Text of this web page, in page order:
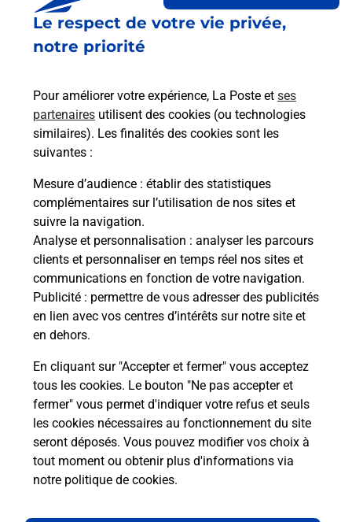
Le respect de votre vie privée,
notre priorité
Pour améliorer votre expérience, La Poste et ses
partenaires utilisent des cookies (ou technologies
similaires). Les finalités des cookies sont les
suivantes :
Mesure d’audience : établir des statistiques
complémentaires sur l’utilisation de nos sites et
suivre la navigation.
Analyse et personnalisation : analyser les parcours
clients et personnaliser en temps réel nos sites et
communications en fonction de votre navigation.
Publicité : permettre de vous adresser des publicités
en lien avec vos centres d’intérêts sur notre site et
en dehors.
En cliquant sur "Accepter et fermer" vous acceptez
tous les cookies. Le bouton "Ne pas accepter et
fermer" vous permet d'indiquer votre refus et seuls
les cookies nécessaires au fonctionnement du site
seront déposés. Vous pouvez modifier vos choix à
tout moment ou obtenir plus d'informations via
notre politique de cookies.
Souscrire à la téléassistance
Vous cherchez une téléassistance, téléalarme dans
le département Cher ?
Découvrez nos offres.
En savoir plus
Localiser Liste
Liste - examen code de la route
Cher - examen code de la route